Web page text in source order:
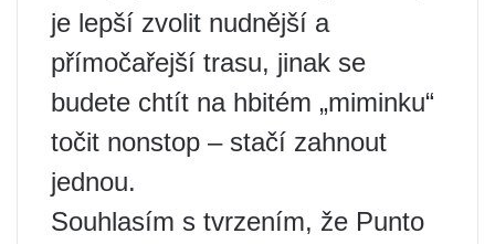
je lepší zvolit nudnější a
přímočařejší trasu, jinak se
budete chtít na hbitém „miminku“
točit nonstop – stačí zahnout
jednou.
Souhlasím s tvrzením, že Punto